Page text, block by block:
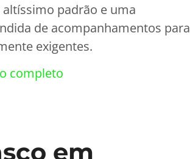
padrão e uma
de acompanhamentos para
exigentes.
completo
em